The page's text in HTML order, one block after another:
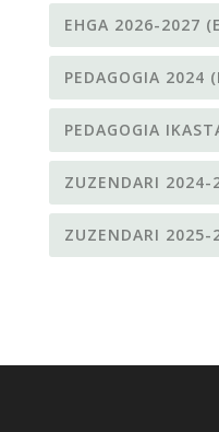
EHGA 2026-2027
PEDAGOGIA 2024
PEDAGOGIA
ZUZENDARI 2024-
ZUZENDARI 2025-